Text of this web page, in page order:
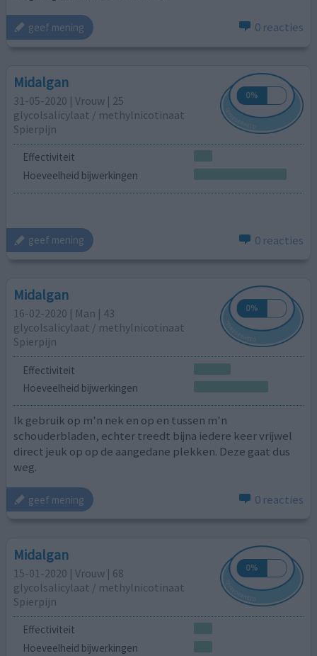
geef mening 0 reacties
Midalgan
31-05-2020 | Vrouw | 25
glycolsalicylaat / methylnicotinaat
Spierpijn
Effectiviteit
Hoeveelheid bijwerkingen
geef mening 0 reacties
Midalgan
16-02-2020 | Man | 43
glycolsalicylaat / methylnicotinaat
Spierpijn
Effectiviteit
Hoeveelheid bijwerkingen
Ik gebruik op m'n nek en op en tussen m'n
schouderbladen, echter treedt bijna iedere keer vrijwel
direct jeuk op op de aangedane plekken. Deze gaat dus
weg.
geef mening 0 reacties
Midalgan
15-01-2020 | Vrouw | 68
glycolsalicylaat / methylnicotinaat
Spierpijn
Effectiviteit
Hoeveelheid bijwerkingen